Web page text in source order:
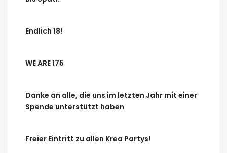
Endlich 18!
WE ARE 175
Danke an alle, die uns im letzten Jahr mit einer
Spende unterstützt haben
Freier Eintritt zu allen Krea Partys!